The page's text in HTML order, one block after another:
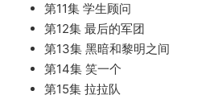
第11集 学生顾问
第12集 最后的军团
第13集 黑暗和黎明之间
第14集 笑一个
第15集 拉拉队